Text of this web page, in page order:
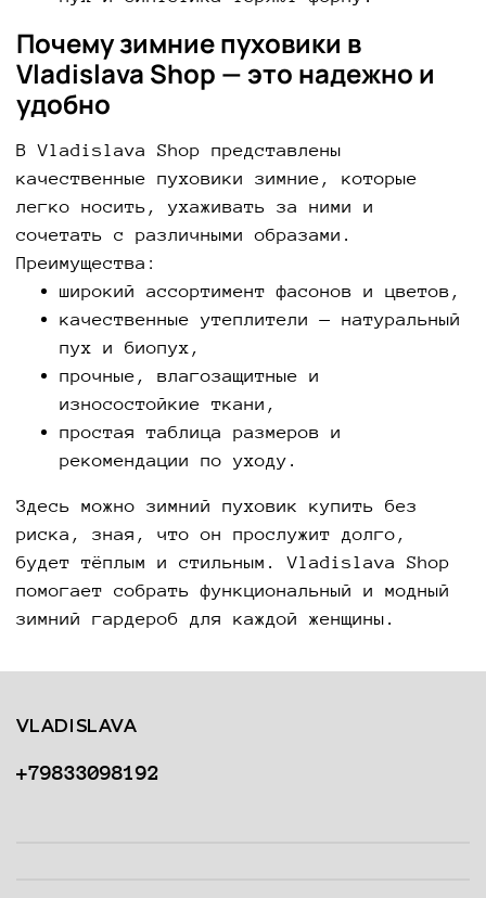
Почему зимние пуховики в
Vladislava Shop — это надежно и
удобно
В Vladislava Shop представлены
качественные пуховики зимние, которые
легко носить, ухаживать за ними и
сочетать с различными образами.
Преимущества:
широкий ассортимент фасонов и цветов,
качественные утеплители — натуральный
пух и биопух,
прочные, влагозащитные и
износостойкие ткани,
простая таблица размеров и
рекомендации по уходу.
Здесь можно зимний пуховик купить без
риска, зная, что он прослужит долго,
будет тёплым и стильным. Vladislava Shop
помогает собрать функциональный и модный
зимний гардероб для каждой женщины.
+79833098192
VLADISLAVA